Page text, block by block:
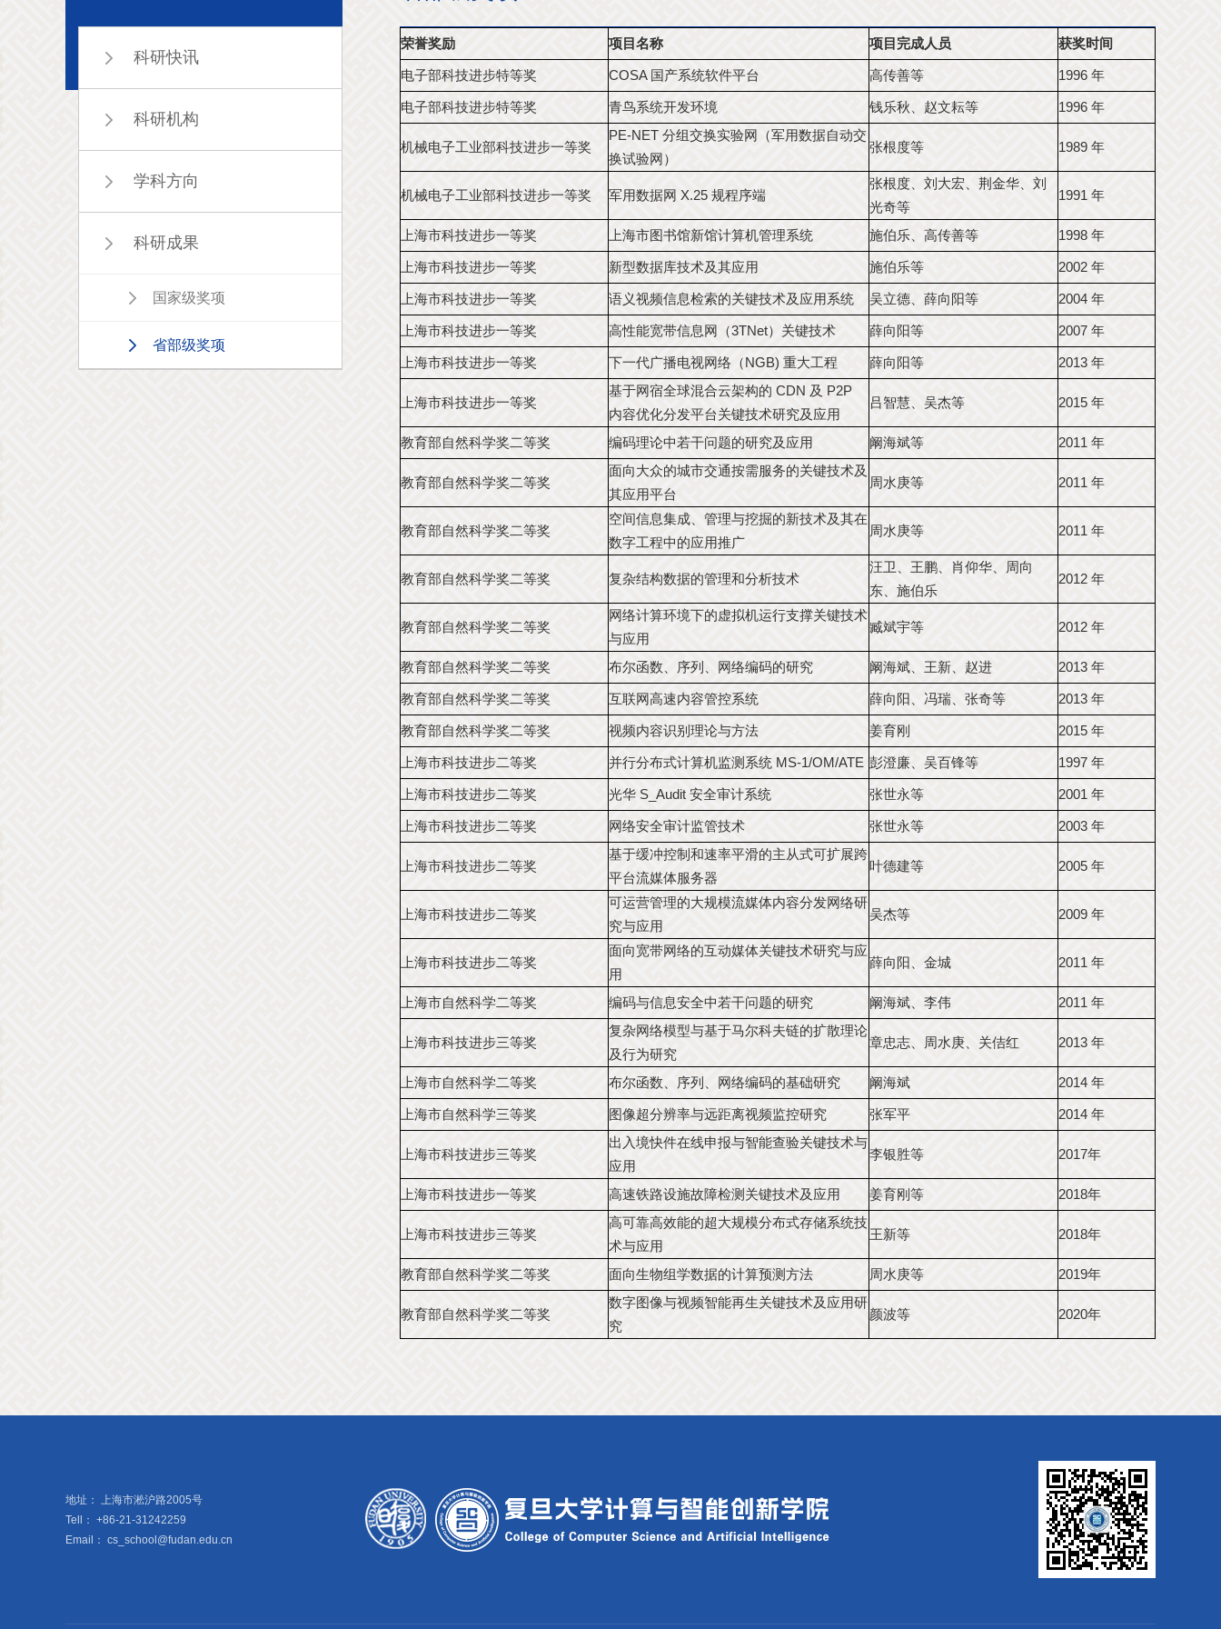
科研快讯
科研机构
学科方向
科研成果
国家级奖项
省部级奖项
荣誉奖励 项目名称 项目完成人员 获奖时间
电子部科技进步特等奖 COSA 国产系统软件平台 高传善等 1996 年
电子部科技进步特等奖 青鸟系统开发环境 钱乐秋、赵文耘等 1996 年
机械电子工业部科技进步一等奖
PE-NET 分组交换实验网（军用数据自动交
换试验网）
张根度等 1989 年
机械电子工业部科技进步一等奖 军用数据网 X.25 规程序端
张根度、刘大宏、荆金华、刘
光奇等
1991 年
上海市科技进步一等奖 上海市图书馆新馆计算机管理系统 施伯乐、高传善等 1998 年
上海市科技进步一等奖 新型数据库技术及其应用 施伯乐等 2002 年
上海市科技进步一等奖 语义视频信息检索的关键技术及应用系统 吴立德、薛向阳等 2004 年
上海市科技进步一等奖 高性能宽带信息网（3TNet）关键技术 薛向阳等 2007 年
上海市科技进步一等奖 下一代广播电视网络（NGB) 重大工程 薛向阳等 2013 年
上海市科技进步一等奖
基于网宿全球混合云架构的 CDN 及 P2P
内容优化分发平台关键技术研究及应用
吕智慧、吴杰等 2015 年
教育部自然科学奖二等奖 编码理论中若干问题的研究及应用 阚海斌等 2011 年
教育部自然科学奖二等奖
面向大众的城市交通按需服务的关键技术及
其应用平台
周水庚等 2011 年
教育部自然科学奖二等奖
空间信息集成、管理与挖掘的新技术及其在
数字工程中的应用推广
周水庚等 2011 年
教育部自然科学奖二等奖 复杂结构数据的管理和分析技术
汪卫、王鹏、肖仰华、周向
东、施伯乐
2012 年
教育部自然科学奖二等奖
网络计算环境下的虚拟机运行支撑关键技术
与应用
臧斌宇等 2012 年
教育部自然科学奖二等奖 布尔函数、序列、网络编码的研究 阚海斌、王新、赵进 2013 年
教育部自然科学奖二等奖 互联网高速内容管控系统 薛向阳、冯瑞、张奇等 2013 年
教育部自然科学奖二等奖 视频内容识别理论与方法 姜育刚 2015 年
上海市科技进步二等奖 并行分布式计算机监测系统 MS-1/OM/ATE 彭澄廉、吴百锋等 1997 年
上海市科技进步二等奖 光华 S_Audit 安全审计系统 张世永等 2001 年
上海市科技进步二等奖 网络安全审计监管技术 张世永等 2003 年
上海市科技进步二等奖
基于缓冲控制和速率平滑的主从式可扩展跨
平台流媒体服务器
叶德建等 2005 年
上海市科技进步二等奖
可运营管理的大规模流媒体内容分发网络研
究与应用
吴杰等 2009 年
上海市科技进步二等奖
面向宽带网络的互动媒体关键技术研究与应
用
薛向阳、金城 2011 年
上海市自然科学二等奖 编码与信息安全中若干问题的研究 阚海斌、李伟 2011 年
上海市科技进步三等奖
复杂网络模型与基于马尔科夫链的扩散理论
及行为研究
章忠志、周水庚、关佶红 2013 年
上海市自然科学二等奖 布尔函数、序列、网络编码的基础研究 阚海斌 2014 年
上海市自然科学三等奖 图像超分辨率与远距离视频监控研究 张军平 2014 年
上海市科技进步三等奖
出入境快件在线申报与智能查验关键技术与
应用
李银胜等 2017年
上海市科技进步一等奖 高速铁路设施故障检测关键技术及应用 姜育刚等 2018年
上海市科技进步三等奖
高可靠高效能的超大规模分布式存储系统技
术与应用
王新等 2018年
教育部自然科学奖二等奖 面向生物组学数据的计算预测方法 周水庚等 2019年
教育部自然科学奖二等奖
数字图像与视频智能再生关键技术及应用研
究
颜波等 2020年
地址：
上海市淞沪路2005号
Tell： +86-21-31242259
Email： cs_school@fudan.edu.cn